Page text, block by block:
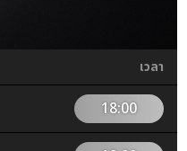
เวลา
18:00